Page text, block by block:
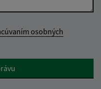
osobných